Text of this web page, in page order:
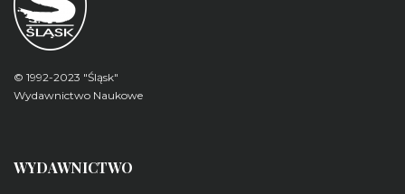
© 1992-2023 "Śląsk"
Wydawnictwo Naukowe
WYDAWNICTWO